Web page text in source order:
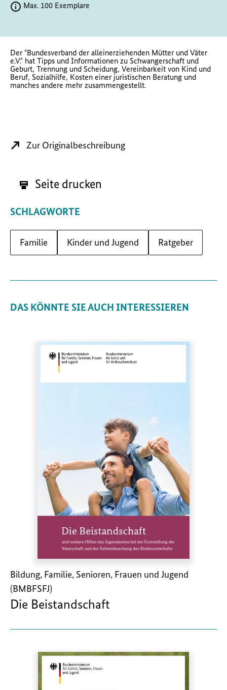
Max. 100 Exemplare
Der "Bundesverband der alleinerziehenden Mütter und Väter
e.V." hat Tipps und Informationen zu Schwangerschaft und
Geburt, Trennung und Scheidung, Vereinbarkeit von Kind und
Beruf, Sozialhilfe, Kosten einer juristischen Beratung und
manches andere mehr zusammengestellt.
Zur Originalbeschreibung
Seite drucken
SCHLAGWORTE
Familie Kinder und Jugend Ratgeber
DAS KÖNNTE SIE AUCH INTERESSIEREN
Bildung, Familie, Senioren, Frauen und Jugend
(BMBFSFJ)
Die Beistandschaft